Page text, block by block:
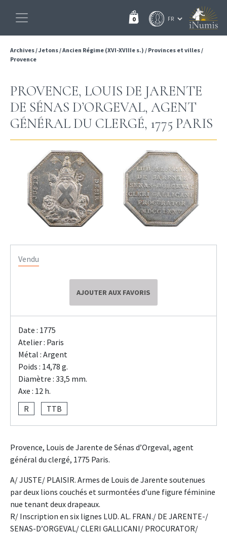
0
Archives/Jetons/Ancien Régime (XVI-XVIIIe s.) / Provinces et villes/
Provence
PROVENCE, LOUIS DE JARENTE
DE SÉNAS D’ORGEVAL, AGENT
GÉNÉRAL DU CLERGÉ, 1775 PARIS
Vendu
AJOUTER AUX FAVORIS
Date : 1775
Atelier : Paris
Métal : Argent
Poids : 14,78 g.
Diamètre : 33,5 mm.
Axe : 12 h.
R
TTB
Provence, Louis de Jarente de Sénas d’Orgeval, agent
général du clergé, 1775 Paris.
A/ JUSTE/ PLAISIR. Armes de Louis de Jarente soutenues
par deux lions couchés et surmontées d’une figure féminine
nue tenant deux drapeaux.
R/ Inscription en six lignes LUD. AL. FRAN./ DE JARENTE-/
SENAS-D’ORGEVAL/ CLERI GALLICANI/ PROCURATOR/